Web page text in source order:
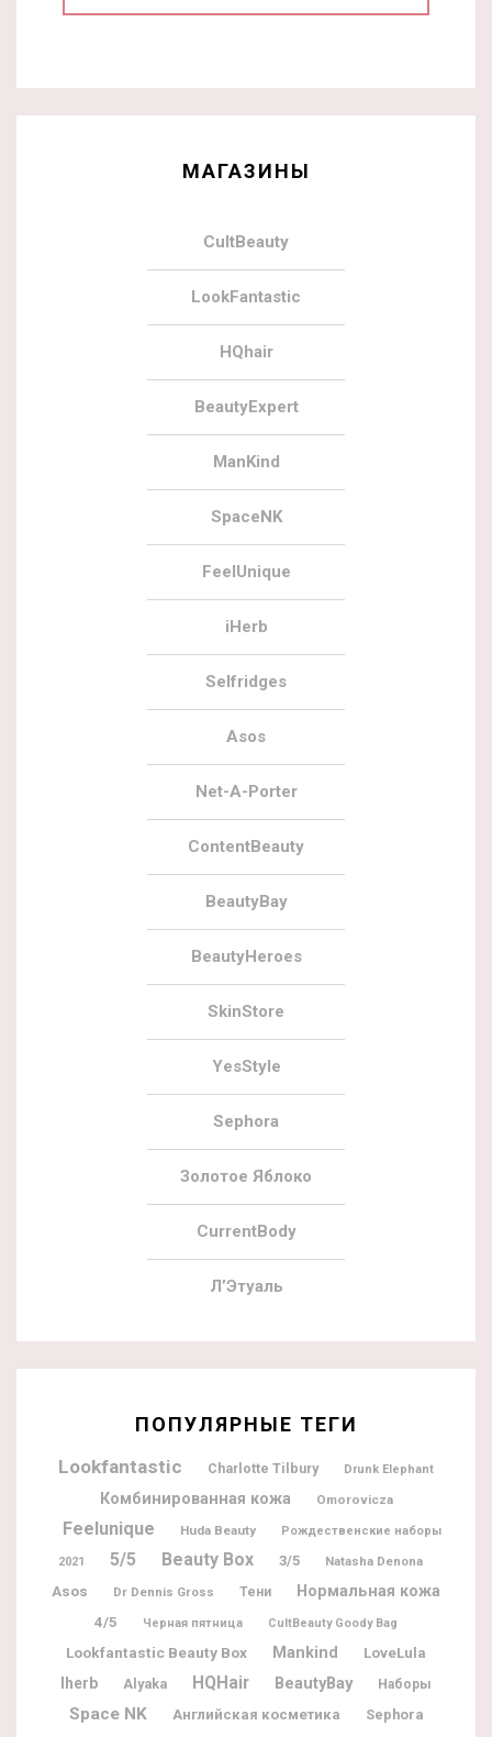
МАГАЗИНЫ
CultBeauty
LookFantastic
HQhair
BeautyExpert
ManKind
SpaceNK
FeelUnique
iHerb
Selfridges
Asos
Net-A-Porter
ContentBeauty
BeautyBay
BeautyHeroes
SkinStore
YesStyle
Sephora
Золотое Яблоко
CurrentBody
Л’Этуаль
ПОПУЛЯРНЫЕ ТЕГИ
Lookfantastic Charlotte Tilbury Drunk Elephant
Комбинированная кожа Omorovicza
Feelunique Huda Beauty Рождественские наборы
2021 5/5 Beauty Box 3/5 Natasha Denona
Asos Dr Dennis Gross Тени Нормальная кожа
4/5 Черная пятница CultBeauty Goody Bag
Lookfantastic Beauty Box Mankind LoveLula
Iherb Alyaka HQHair BeautyBay Наборы
Space NK Английская косметика Sephora